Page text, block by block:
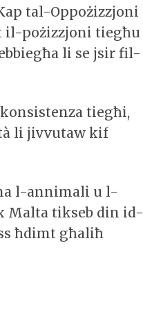
tal-Oppożizzjoni
il-pożizzjoni tiegħu
li se jsir fil-
tiegħi,
li jivvutaw kif
l-annimali u l-
Malta tikseb din id-
ħdimt għaliħ